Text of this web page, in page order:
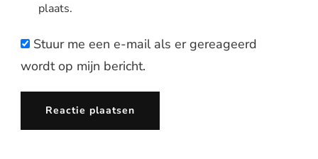
plaats.
Stuur me een e-mail als er gereageerd
wordt op mijn bericht.